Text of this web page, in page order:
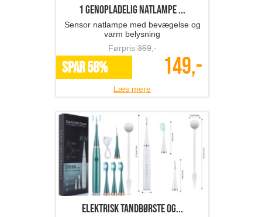
1 genopladelig natlampe ...
Sensor natlampe med bevægelse og
varm belysning
Førpris359,-
SPAR 58% 149,-
Læs mere
Elektrisk tandbørste og...